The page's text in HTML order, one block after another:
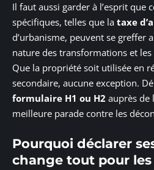
Il faut aussi garder à l’esprit que
spécifiques, telles que la taxe
d’urbanisme, peuvent se greffer
nature des transformations et
Que la propriété soit utilisée en
secondaire, aucune exception.
formulaire H1 ou H2 auprès de
meilleure parade contre les
Pourquoi déclarer
change tout pour